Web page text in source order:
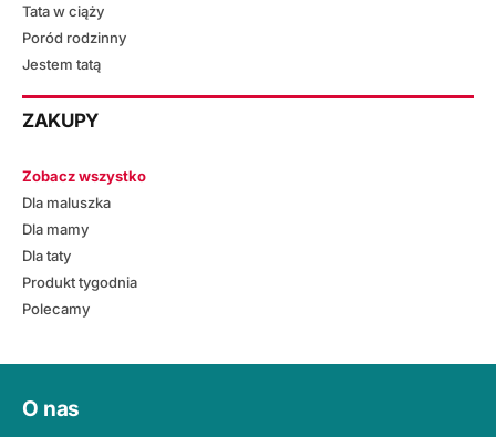
Tata w ciąży
Poród rodzinny
Jestem tatą
ZAKUPY
Zobacz wszystko
Dla maluszka
Dla mamy
Dla taty
Produkt tygodnia
Polecamy
O nas